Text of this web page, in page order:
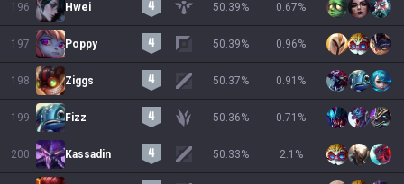
196 Hwei 50.39% 0.67%
197 Poppy 50.39% 0.96%
198 Ziggs 50.37% 0.91 %
199 Fizz 50.36% 0.71 %
200 Kassadin 50.33% 2.1 %